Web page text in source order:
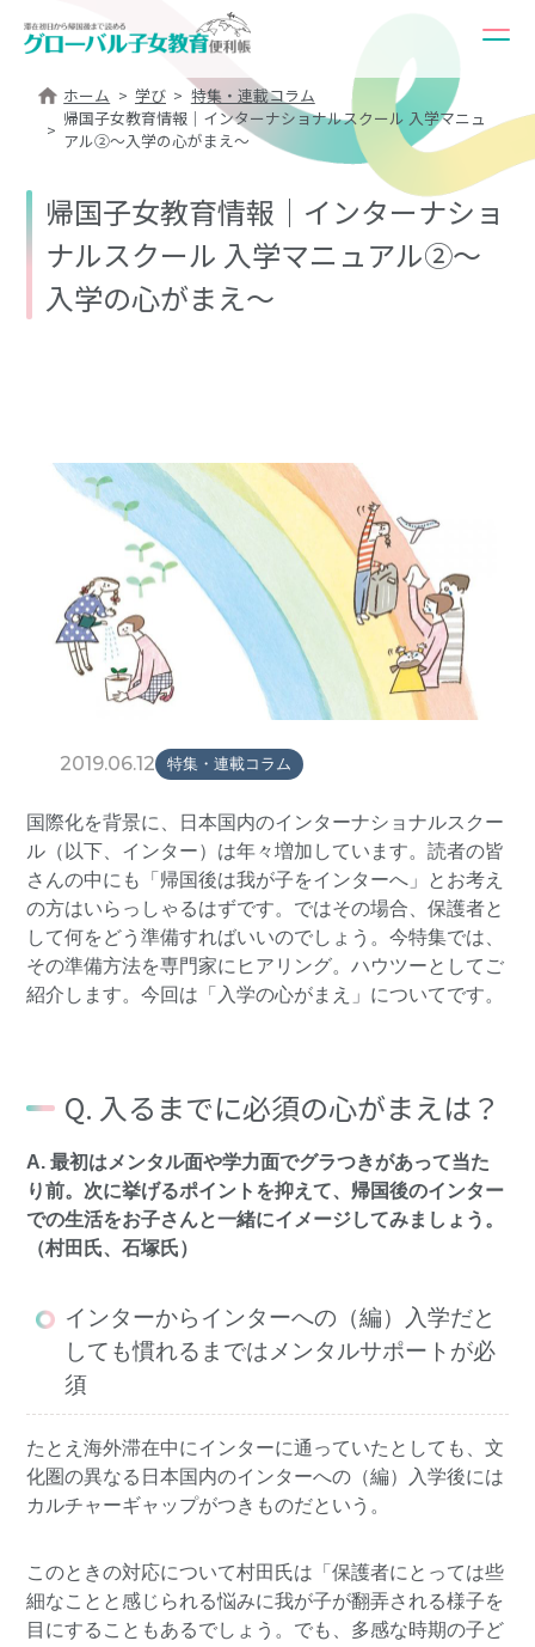
ホーム 学び
特集・連載コラム
帰国子女教育情報｜インターナショナルスクール 入学マニュ
アル②～入学の心がまえ～
帰国子女教育情報｜インターナショ
ナルスクール 入学マニュアル②～
入学の心がまえ～
2019.06.12 特集・連載コラム
国際化を背景に、日本国内のインターナショナルスクー
ル（以下、インター）は年々増加しています。読者の皆
さんの中にも「帰国後は我が子をインターへ」とお考え
の方はいらっしゃるはずです。ではその場合、保護者と
して何をどう準備すればいいのでしょう。今特集では、
その準備方法を専門家にヒアリング。ハウツーとしてご
紹介します。今回は「入学の心がまえ」についてです。
Q. 入るまでに必須の心がまえは？
A. 最初はメンタル面や学力面でグラつきがあって当た
り前。次に挙げるポイントを抑えて、帰国後のインター
での生活をお子さんと一緒にイメージしてみましょう。
（村田氏、石塚氏）
インターからインターへの（編）入学だと
しても慣れるまではメンタルサポートが必
須
たとえ海外滞在中にインターに通っていたとしても、文
化圏の異なる日本国内のインターへの（編）入学後には
カルチャーギャップがつきものだという。
このときの対応について村田氏は「保護者にとっては些
細なことと感じられる悩みに我が子が翻弄される様子を
目にすることもあるでしょう。でも、多感な時期の子ど